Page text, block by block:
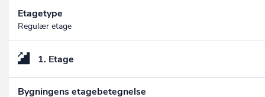
Etagetype
Regulær etage
1. Etage
Bygningens etagebetegnelse